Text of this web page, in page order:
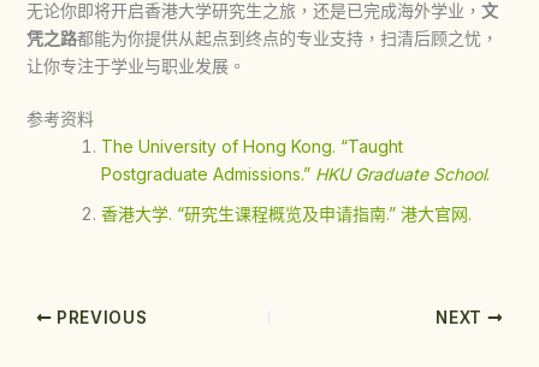
无论你即将开启香港大学研究生之旅，还是已完成海外学业， 文
凭之路都能为你提供从起点到终点的专业支持，扫清后顾之忧，
让你专注于学业与职业发展。
参考资料
The University of Hong Kong. “Taught
Postgraduate Admissions.” HKU Graduate School.
香港大学. “研究生课程概览及申请指南.” 港大官网.
PREVIOUS NEXT